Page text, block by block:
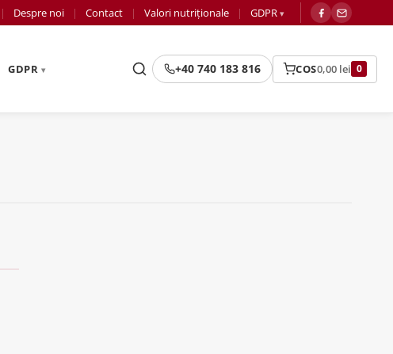
Despre noi Contact Valori nutriționale GDPR
GDPR +40 740 183 816 COS0,00 lei 0